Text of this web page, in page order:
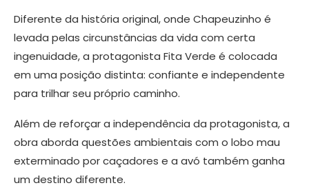
Diferente da história original, onde Chapeuzinho é
levada pelas circunstâncias da vida com certa
ingenuidade, a protagonista Fita Verde é colocada
em uma posição distinta: confiante e independente
para trilhar seu próprio caminho.
Além de reforçar a independência da protagonista, a
obra aborda questões ambientais com o lobo mau
exterminado por caçadores e a avó também ganha
um destino diferente.